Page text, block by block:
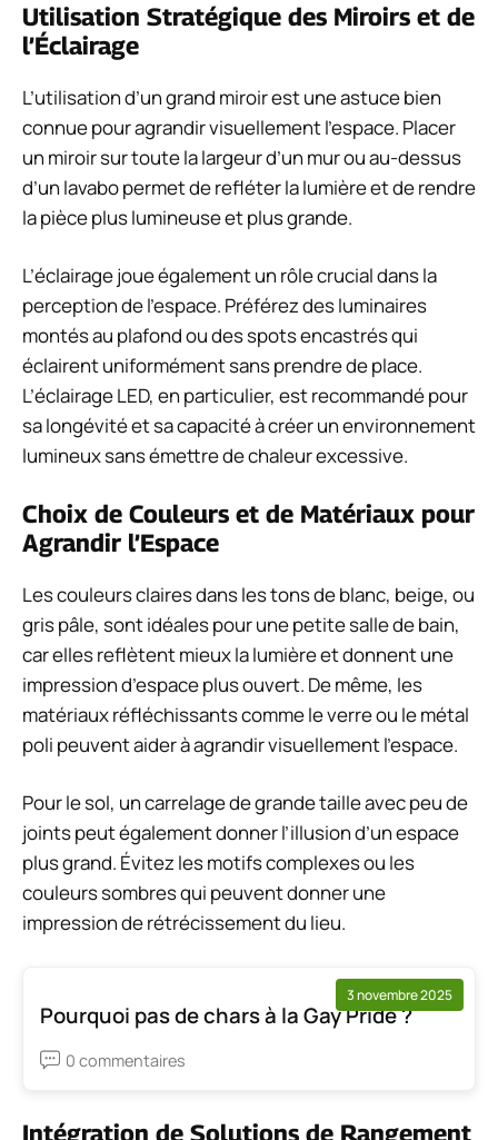
Utilisation Stratégique des Miroirs et de
l’Éclairage
L’utilisation d’un grand miroir est une astuce bien
connue pour agrandir visuellement l’espace. Placer
un miroir sur toute la largeur d’un mur ou au-dessus
d’un lavabo permet de refléter la lumière et de rendre
la pièce plus lumineuse et plus grande.
L’éclairage joue également un rôle crucial dans la
perception de l’espace. Préférez des luminaires
montés au plafond ou des spots encastrés qui
éclairent uniformément sans prendre de place.
L’éclairage LED, en particulier, est recommandé pour
sa longévité et sa capacité à créer un environnement
lumineux sans émettre de chaleur excessive.
Choix de Couleurs et de Matériaux pour
Agrandir l’Espace
Les couleurs claires dans les tons de blanc, beige, ou
gris pâle, sont idéales pour une petite salle de bain,
car elles reflètent mieux la lumière et donnent une
impression d’espace plus ouvert. De même, les
matériaux réfléchissants comme le verre ou le métal
poli peuvent aider à agrandir visuellement l’espace.
Pour le sol, un carrelage de grande taille avec peu de
joints peut également donner l’illusion d’un espace
plus grand. Évitez les motifs complexes ou les
couleurs sombres qui peuvent donner une
impression de rétrécissement du lieu.
3 novembre 2025
Pourquoi pas de chars à la Gay Pride ?
0 commentaires
Intégration de Solutions de Rangement